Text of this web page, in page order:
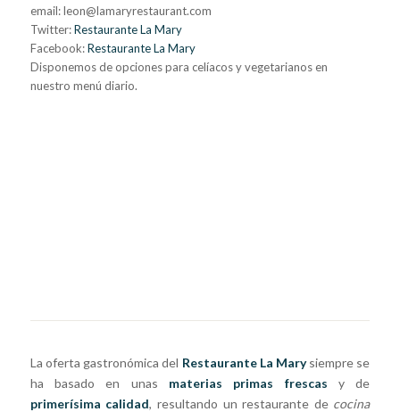
email: leon@lamaryrestaurant.com
Twitter:Restaurante La Mary
Facebook:Restaurante La Mary
Disponemos de opciones para celíacos y vegetarianos en
nuestro menú diario.
La oferta gastronómica del Restaurante La Marysiempre se
ha basado en unas materias primas frescas y de
primerísima calidad, resultando un restaurante de cocina